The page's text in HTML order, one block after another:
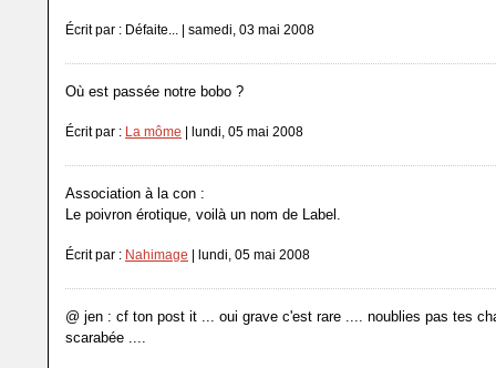
Écrit par : Défaite... | samedi, 03 mai 2008
Où est passée notre bobo ?
Écrit par : La môme | lundi, 05 mai 2008
Association à la con :
Le poivron érotique, voilà un nom de Label.
Écrit par : Nahimage | lundi, 05 mai 2008
@ jen : cf ton post it ... oui grave c'est rare .... noublies pas tes
scarabée ....